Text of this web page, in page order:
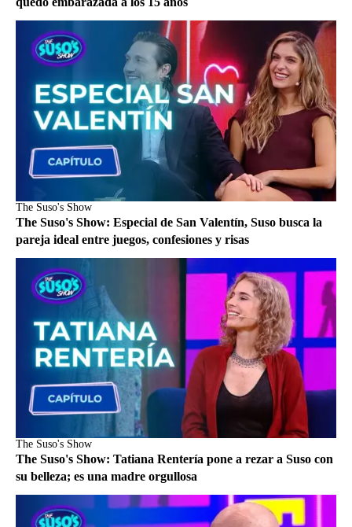
The Suso's Show
The Suso's Show: Especial de San Valentín, Suso busca la
pareja ideal entre juegos, confesiones y risas
The Suso's Show
The Suso's Show: Tatiana Rentería pone a rezar a Suso con
su belleza; es una madre orgullosa